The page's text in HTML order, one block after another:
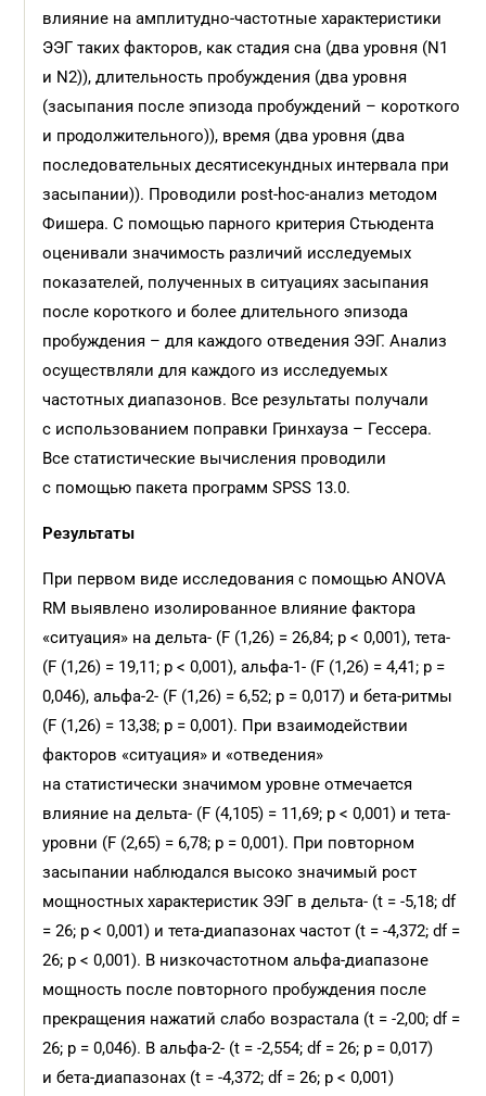
влияние на амплитудно-частотные характеристики
ЭЭГ таких факторов, как стадия сна (два уровня (N1
и N2)), длительность пробуждения (два уровня
(засыпания после эпизода пробуждений – короткого
и продолжительного)), время (два уровня (два
последовательных десятисекундных интервала при
засыпании)). Проводили post-hoc-анализ методом
Фишера. С помощью парного критерия Стьюдента
оценивали значимость различий исследуемых
показателей, полученных в ситуациях засыпания
после короткого и более длительного эпизода
пробуждения – для каждого отведения ЭЭГ. Анализ
осуществляли для каждого из исследуемых
частотных диапазонов. Все результаты получали
с использованием поправки Гринхауза – Гессера.
Все статистические вычисления проводили
с помощью пакета программ SPSS 13.0.
Результаты
При первом виде исследования с помощью ANOVA
RM выявлено изолированное влияние фактора
«ситуация» на дельта- (F (1,26) = 26,84; p < 0,001), тета-
(F (1,26) = 19,11; p < 0,001), альфа-1- (F (1,26) = 4,41; p =
0,046), альфа-2- (F (1,26) = 6,52; p = 0,017) и бета-ритмы
(F (1,26) = 13,38; p = 0,001). При взаимодействии
факторов «ситуация» и «отведения»
на статистически значимом уровне отмечается
влияние на дельта- (F (4,105) = 11,69; p < 0,001) и тета-
уровни (F (2,65) = 6,78; p = 0,001). При повторном
засыпании наблюдался высоко значимый рост
мощностных характеристик ЭЭГ в дельта- (t = -5,18; df
= 26; p < 0,001) и тета-диапазонах частот (t = -4,372; df =
26; p < 0,001). В низкочастотном альфа-диапазоне
мощность после повторного пробуждения после
прекращения нажатий слабо возрастала (t = -2,00; df =
26; p = 0,046). В альфа-2- (t = -2,554; df = 26; p = 0,017)
и бета-диапазонах (t = -4,372; df = 26; p < 0,001)